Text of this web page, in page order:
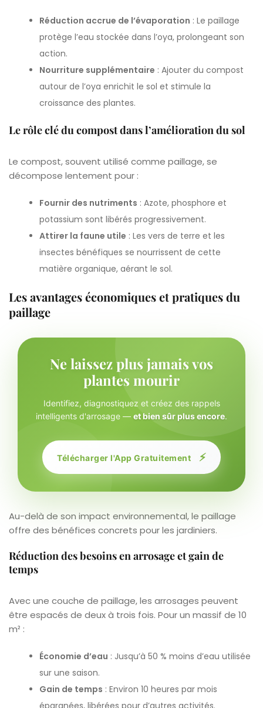
Réduction accrue de l’évaporation : Le paillage
protège l’eau stockée dans l’oya, prolongeant son
action.
Nourriture supplémentaire : Ajouter du compost
autour de l’oya enrichit le sol et stimule la
croissance des plantes.
Le rôle clé du compost dans l’amélioration du sol
Le compost, souvent utilisé comme paillage, se
décompose lentement pour :
Fournir des nutriments : Azote, phosphore et
potassium sont libérés progressivement.
Attirer la faune utile : Les vers de terre et les
insectes bénéfiques se nourrissent de cette
matière organique, aérant le sol.
Les avantages économiques et pratiques du
paillage
Ne laissez plus jamais vos
plantes mourir
Identifiez, diagnostiquez et créez des rappels
intelligents d'arrosage — et bien sûr plus encore.
Télécharger l'App Gratuitement ⚡
Au-delà de son impact environnemental, le paillage
offre des bénéfices concrets pour les jardiniers.
Réduction des besoins en arrosage et gain de
temps
Avec une couche de paillage, les arrosages peuvent
être espacés de deux à trois fois. Pour un massif de 10
m² :
Économie d’eau : Jusqu’à 50 % moins d’eau utilisée
sur une saison.
Gain de temps : Environ 10 heures par mois
épargnées, libérées pour d’autres activités.